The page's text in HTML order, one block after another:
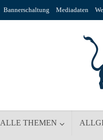
Bannerschaltung Mediadaten
ALLE THEMEN